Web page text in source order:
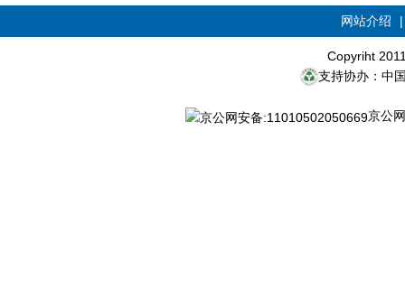
网站介绍
Copyriht
支持协办：中
京公